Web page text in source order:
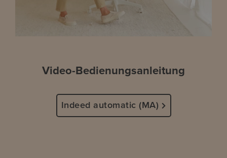
Video-Bedienungsanleitung
Indeed automatic (MA)